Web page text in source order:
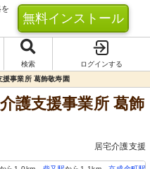
無料インストール
検索
ログインする
援事業所 葛飾敬寿園
護支援事業所 葛飾
居宅介護支援